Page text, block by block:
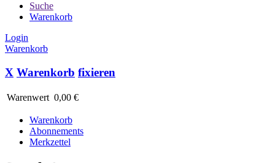
Suche
Warenkorb
Login
Warenkorb
X Warenkorb fixieren
Warenwert 0,00 €
Warenkorb
Abonnements
Merkzettel